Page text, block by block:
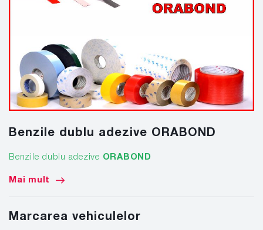
Benzile dublu adezive ORABOND
Benzile dublu adezive ORABOND
Mai mult
Marcarea vehiculelor